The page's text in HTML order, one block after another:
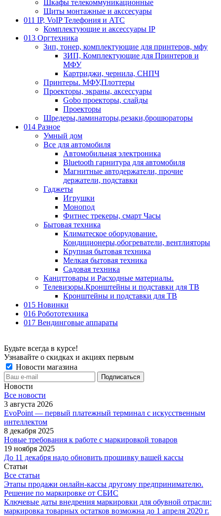
Шкафы телекоммуникационные
Щиты монтажные и акссесуары
011 IP, VoIP Телефония и АТС
Комплектующие и аксессуары IP
013 Оргтехника
Зип, тонер, комплектующие для принтеров, мфу
ЗИП, Комплектующие для Принтеров и
МФУ
Картриджи, чернила, СНПЧ
Принтеры. МФУ,Плоттеры
Проекторы, экраны, аксессуары
Gobo проекторы, слайды
Проекторы
Шредеры,ламинаторы,резаки,брошюраторы
014 Разное
Умный дом
Все для автомобиля
Автомобильная электроника
Bluetooth гарнитура для автомобиля
Магнитные автодержатели, прочие
держатели, подставки
Гаджеты
Игрушки
Монопод
Фитнес трекеры, смарт Часы
Бытовая техника
Климатеское оборудование.
Кондиционеры,обогреватели, вентлияторы
Крупная бытовая техника
Мелкая бытовая техника
Садовая техника
Канцттовары и Расходные материалы.
Телевизоры.Кронштейны и подставки для ТВ
Кронштейны и подставки для ТВ
015 Новинки
016 Робототехника
017 Вендинговые аппараты
Будьте всегда в курсе!
Узнавайте о скидках и акциях первым
Новости магазина
Новости
Все новости
3 августа 2026
EvoPoint — первый платежный терминал с искусственным
интеллектом
8 декабря 2025
Новые требования к работе с маркировкой товаров
19 ноября 2025
До 11 декабря надо обновить прошивку вашей кассы
Статьи
Все статьи
Этапы продажи онлайн-кассы другому предпринимателю.
Решение по маркировке от СБИС
Ключевые даты внедрения маркировки для обувной отрасли:
маркировка товарных остатков возможна до 1 апреля 2020 г.